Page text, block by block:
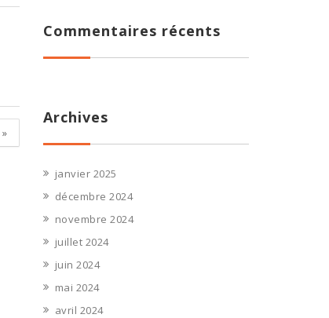
»
Commentaires récents
Archives
janvier 2025
décembre 2024
novembre 2024
juillet 2024
juin 2024
mai 2024
avril 2024